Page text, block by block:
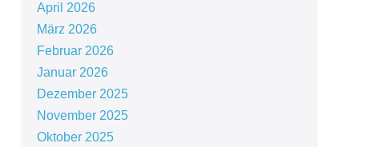
April 2026
März 2026
Februar 2026
Januar 2026
Dezember 2025
November 2025
Oktober 2025